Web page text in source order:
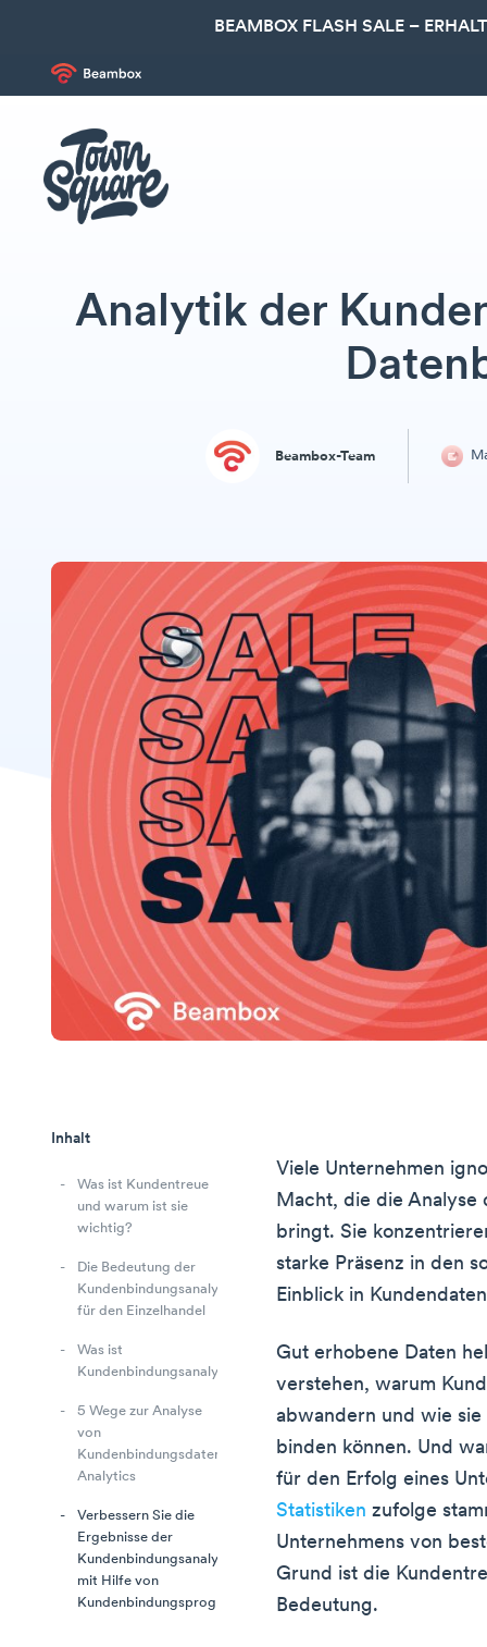
BEAMBOX FLASH SALE –
Analytik der
Beambox-Team
Inhalt
Was ist Kundentreue
und warum ist sie
wichtig?
Die Bedeutung der
Kundenbindungsanalyse
für den Einzelhandel
Was ist
Kundenbindungsanalyse?
5 Wege zur Analyse
von
Kundenbindungsdaten
Analytics
Verbessern Sie die
Ergebnisse der
Kundenbindungsanalyse
mit Hilfe von
Kundenbindungsprogrammen
Viele Unternehmen
Macht, die die Analyse
bringt. Sie
starke Präsenz in den
Einblick in
Gut erhobene Daten
verstehen, warum
abwandern und wie
binden können. Und
für den Erfolg eines
Statistiken zufolge
Unternehmens von
Grund ist die
Bedeutung.